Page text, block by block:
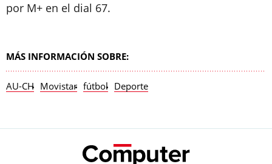
por M+ en el dial 67.
MÁS INFORMACIÓN SOBRE:
AU-CH Movistar fútbol Deporte